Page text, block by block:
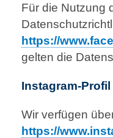
Für die Nutzung
https://
gelten die
Instagram-Profil
Wir verfügen
https://